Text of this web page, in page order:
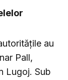
au
Pall,
Lugoj. Sub